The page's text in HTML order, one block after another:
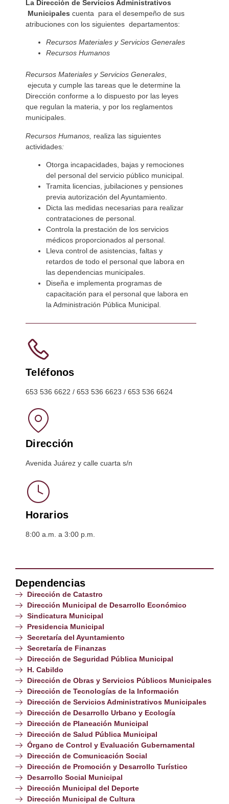
La Dirección de Servicios Administrativos
Municipales cuenta para el desempeño de sus
atribuciones con los siguientes departamentos:
Recursos Materiales y Servicios Generales
Recursos Humanos
Recursos Materiales y Servicios Generales,
ejecuta y cumple las tareas que le determine la
Dirección conforme a lo dispuesto por las leyes
que regulan la materia, y por los reglamentos
municipales.
Recursos Humanos, realiza las siguientes
actividades:
Otorga incapacidades, bajas y remociones
del personal del servicio público municipal.
Tramita licencias, jubilaciones y pensiones
previa autorización del Ayuntamiento.
Dicta las medidas necesarias para realizar
contrataciones de personal.
Controla la prestación de los servicios
médicos proporcionados al personal.
Lleva control de asistencias, faltas y
retardos de todo el personal que labora en
las dependencias municipales.
Diseña e implementa programas de
capacitación para el personal que labora en
la Administración Pública Municipal.
Teléfonos
653 536 6622 / 653 536 6623 / 653 536 6624
Dirección
Avenida Juárez y calle cuarta s/n
Horarios
8:00 a.m. a 3:00 p.m.
Dependencias
Dirección de Catastro
Dirección Municipal de Desarrollo Económico
Sindicatura Municipal
Presidencia Municipal
Secretaría del Ayuntamiento
Secretaría de Finanzas
Dirección de Seguridad Pública Municipal
H. Cabildo
Dirección de Obras y Servicios Públicos Municipales
Dirección de Tecnologías de la Información
Dirección de Servicios Administrativos Municipales
Dirección de Desarrollo Urbano y Ecología
Dirección de Planeación Municipal
Dirección de Salud Pública Municipal
Órgano de Control y Evaluación Gubernamental
Dirección de Comunicación Social
Dirección de Promoción y Desarrollo Turístico
Desarrollo Social Municipal
Dirección Municipal del Deporte
Dirección Municipal de Cultura